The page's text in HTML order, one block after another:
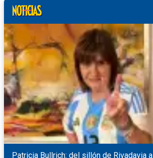
Patricia Bullrich: del sillón de Rivadavia